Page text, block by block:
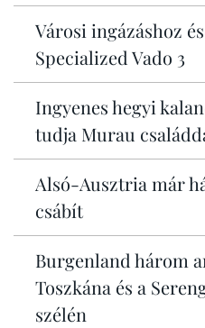
Városi ingázáshoz
Specialized Vado 3
Ingyenes hegyi
tudja Murau
Alsó-Ausztria már
csábít
Burgenland három
Toszkána és a
szélén